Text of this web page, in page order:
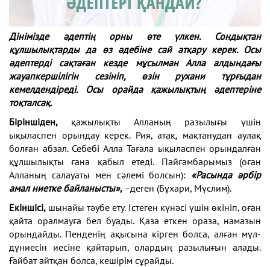
Дінімізде әдептің орны өте үлкен. Сондықтан
құлшылықтарды да өз әдебіне сай атқару керек. Осы
әдептерді сақтаған кезде мұсылман Алла алдындағы
жауапкершілігін сезініп, өзін рухани тұрғыдан
кемелдендіреді. Осы орайда қажылықтың әдептеріне
тоқталсақ.
Біріншіден, қажылықты Алланың разылығы үшін
ықыласпен орындау керек. Рия, атақ, мақтанудан аулақ
болған абзал. Себебі Алла Тағала ықыласпен орындалған
құлшылықты ғана қабыл етеді. Пайғамбарымыз (оған
Алланың салауаты мен сәлемі болсын): «Расында әрбір
амал ниетке байланысты», –деген (Бұхари, Мүслим).
Екіншісі, шынайы тәубе ету. Істеген күнәсі үшін өкініп, оған
қайта оралмауға бел буады. Қаза еткен ораза, намазын
орындайды. Пенденің ақысына кірген болса, алған мүл-
дүниесін иесіне қайтарып, олардың разылығын алады.
Ғайбат айтқан болса, кешірім сұрайды.